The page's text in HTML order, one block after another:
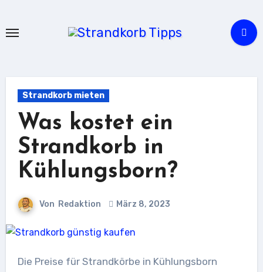
springen
Strandkorb mieten
Was kostet ein
Strandkorb in
Kühlungsborn?
Von Redaktion März 8, 2023
Die Preise für Strandkörbe in Kühlungsborn